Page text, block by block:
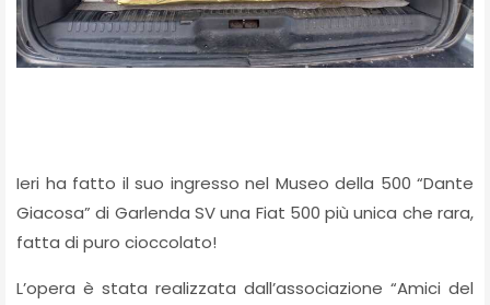
Ieri ha fatto il suo ingresso nel Museo della 500 “Dante
Giacosa” di Garlenda SV una Fiat 500 più unica che rara,
fatta di puro cioccolato!
L’opera è stata realizzata dall’associazione “Amici del